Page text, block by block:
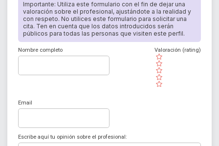
Importante: Utiliza este formulario con el fin de dejar una
valoración sobre el profesional, ajustándote a la realidad y
con respeto. No utilices este formulario para solicitar una
cita. Ten en cuenta que los datos introducidos serán
públicos para todas las personas que visiten este perfil.
Nombre completo
( )
( )
( )
( )
( )
Valoración (rating)
Email
Escribe aquí tu opinión sobre el profesional: